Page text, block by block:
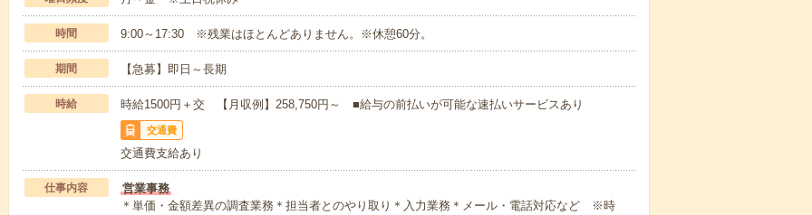
時間 9:00～17:30 ※残業はほとんどありません。※休憩60分。
期間 【急募】即日～長期
時給 時給1500円＋交 【月収例】258,750円～ ■給与の前払いが可能な速払いサービスあり
交通費
交通費支給あり
仕事内容
営業事務
＊単価・金額差異の調査業務＊担当者とのやり取り＊入力業務＊メール・電話対応など ※時